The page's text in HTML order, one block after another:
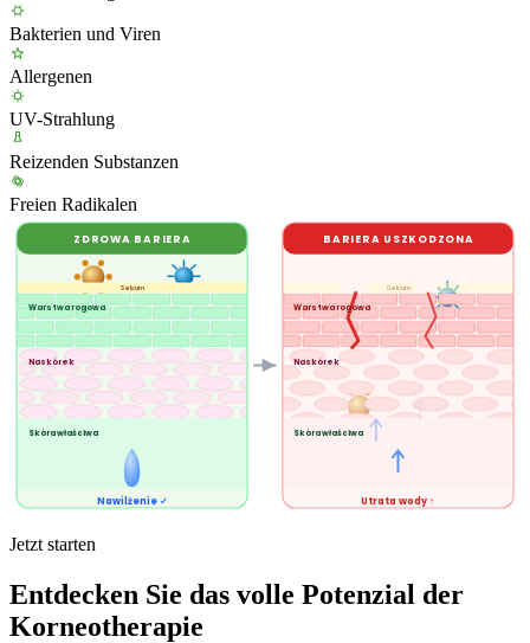
Bakterien und Viren
Allergenen
UV-Strahlung
Reizenden Substanzen
Freien Radikalen
ZDROWA BARIERA
Sebum
Warstwa rogowa
Naskórek
Skóra właściwa
Nawilżenie ✓
BARIERA USZKODZONA
Sebum
Warstwa rogowa
Naskórek
Skóra właściwa
Utrata wody ↑
Jetzt starten
Entdecken Sie das volle Potenzial der
Korneotherapie